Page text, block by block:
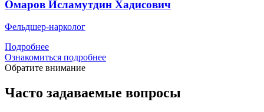
Омаров Исламутдин Хадисович
Фельдшер-нарколог
Подробнее
Ознакомиться подробнее
Обратите внимание
Часто задаваемые вопросы